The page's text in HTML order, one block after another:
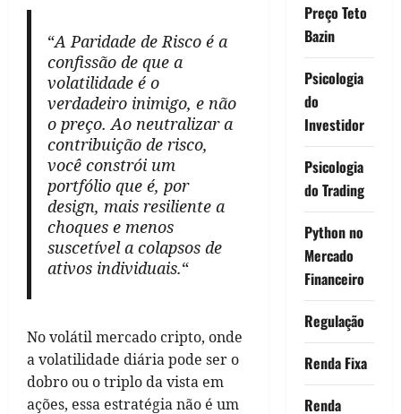
“A Paridade de Risco é a
confissão de que a
volatilidade é o
verdadeiro inimigo, e não
o preço. Ao neutralizar a
contribuição de risco,
você constrói um
portfólio que é, por
design, mais resiliente a
choques e menos
suscetível a colapsos de
ativos individuais.“
No volátil mercado cripto, onde
a volatilidade diária pode ser o
dobro ou o triplo da vista em
ações, essa estratégia não é um
Preço Teto
Bazin
Psicologia
do
Investidor
Psicologia
do Trading
Python no
Mercado
Financeiro
Regulação
Renda Fixa
Renda